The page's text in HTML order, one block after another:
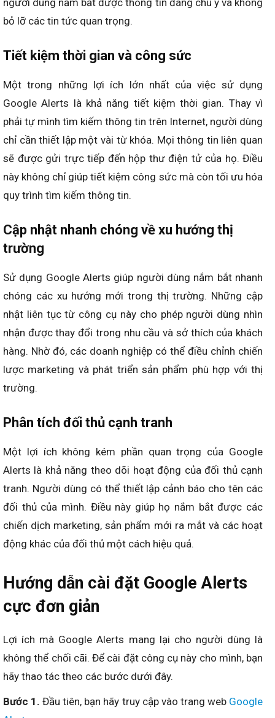
người dùng nắm bắt được thông tin đáng chú ý và không
bỏ lỡ các tin tức quan trọng.
Tiết kiệm thời gian và công sức
Một trong những lợi ích lớn nhất của việc sử dụng
Google Alerts là khả năng tiết kiệm thời gian. Thay vì
phải tự mình tìm kiếm thông tin trên Internet, người dùng
chỉ cần thiết lập một vài từ khóa. Mọi thông tin liên quan
sẽ được gửi trực tiếp đến hộp thư điện tử của họ. Điều
này không chỉ giúp tiết kiệm công sức mà còn tối ưu hóa
quy trình tìm kiếm thông tin.
Cập nhật nhanh chóng về xu hướng thị
trường
Sử dụng Google Alerts giúp người dùng nắm bắt nhanh
chóng các xu hướng mới trong thị trường. Những cập
nhật liên tục từ công cụ này cho phép người dùng nhìn
nhận được thay đổi trong nhu cầu và sở thích của khách
hàng. Nhờ đó, các doanh nghiệp có thể điều chỉnh chiến
lược marketing và phát triển sản phẩm phù hợp với thị
trường.
Phân tích đối thủ cạnh tranh
Một lợi ích không kém phần quan trọng của Google
Alerts là khả năng theo dõi hoạt động của đối thủ cạnh
tranh. Người dùng có thể thiết lập cảnh báo cho tên các
đối thủ của mình. Điều này giúp họ nắm bắt được các
chiến dịch marketing, sản phẩm mới ra mắt và các hoạt
động khác của đối thủ một cách hiệu quả.
Hướng dẫn cài đặt Google Alerts
cực đơn giản
Lợi ích mà Google Alerts mang lại cho người dùng là
không thể chối cãi. Để cài đặt công cụ này cho mình, bạn
hãy thao tác theo các bước dưới đây.
Bước 1.Đầu tiên, bạn hãy truy cập vào trang web Google